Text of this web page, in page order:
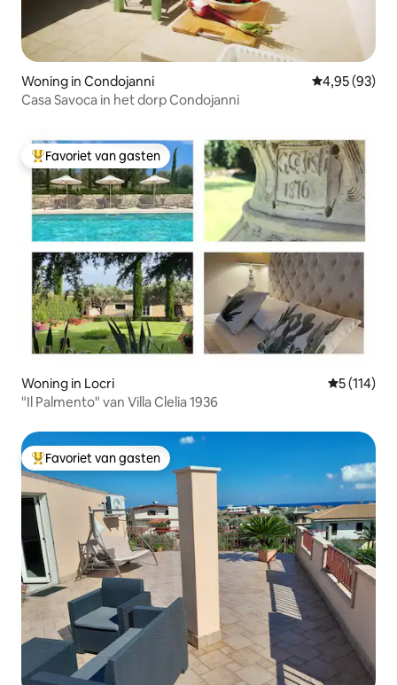
Woning in Condojanni Gemiddelde
4,95 (93)
Casa Savoca in het dorp Condojanni
Topfavoriet van gasten
Favoriet van gasten
Woning in Locri
5 (114)
"Il Palmento" van Villa Clelia 1936
Topfavoriet van gasten
Favoriet van gasten